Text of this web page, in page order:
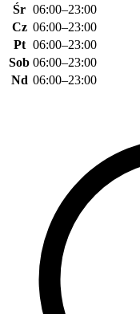
Śr 06:00–23:00
Cz 06:00–23:00
Pt 06:00–23:00
Sob 06:00–23:00
Nd 06:00–23:00